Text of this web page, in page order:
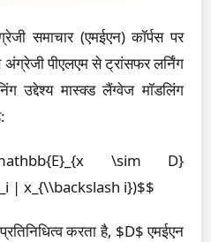
समाचार (एमईएन) कॉर्पस पर
पीएलएम से ट्रांसफर लर्निंग
उद्देश्य मास्क्ड लैंग्वेज मॉडलिंग
\sim D}
| x_{\\backslash i})$$
करता है, $D$ एमईएन